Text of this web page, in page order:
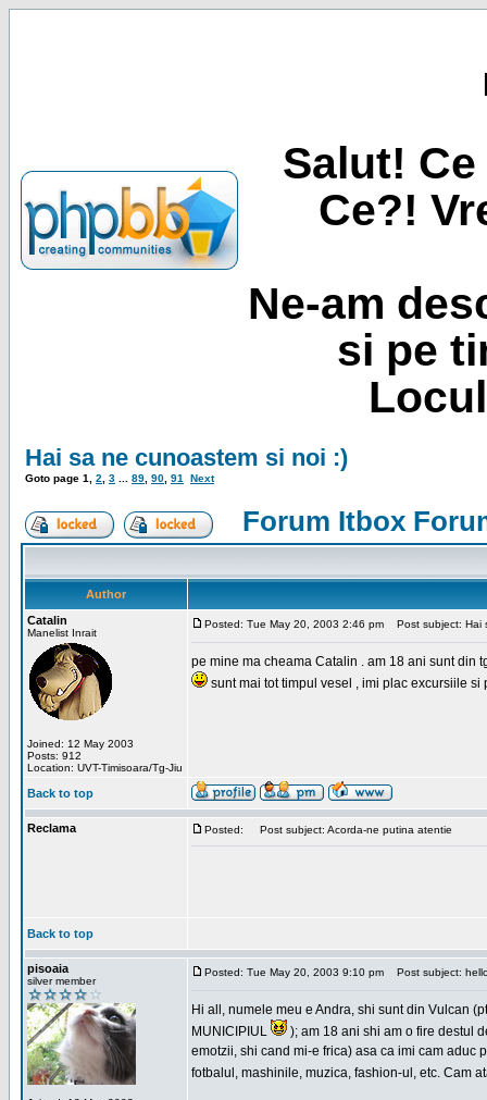
Salut!
Ce?!
Ne-am
si pe
Hai sa ne cunoastem si noi :)
Goto page 1 2 3 89 90 91 Next
Forum Itbox
Author
Catalin
Manelist Inrait
Joined: 12 May 2003
Posts: 912
Location: UVT-Timisoara/Tg-Jiu
Posted: Tue May 20, 2003 2:46 pm Post subject: Hai
pe mine ma cheama Catalin . am 18 ani sunt din
sunt mai tot timpul vesel , imi plac excursiile
Back to top
Reclama Posted: Post subject: Acorda-ne putina atentie
Back to top
pisoaia
silver member
Posted: Tue May 20, 2003 9:10 pm Post subject:
Hi all, numele meu e Andra, shi sunt din Vulcan
MUNICIPIUL
); am 18 ani shi am o fire destul
emotzii, shi cand mi-e frica) asa ca imi cam
fotbalul, mashinile, muzica, fashion-ul, etc. Cam